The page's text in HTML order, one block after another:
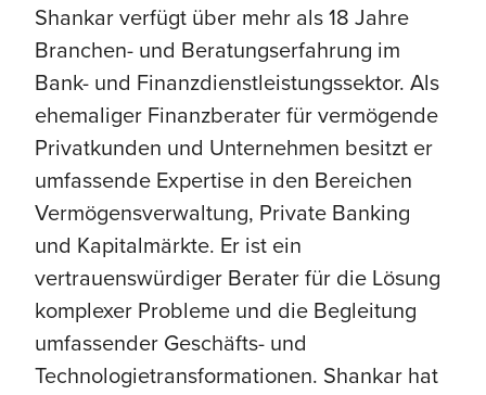
Shankar verfügt über mehr als 18 Jahre
Branchen- und Beratungserfahrung im
Bank- und Finanzdienstleistungssektor. Als
ehemaliger Finanzberater für vermögende
Privatkunden und Unternehmen besitzt er
umfassende Expertise in den Bereichen
Vermögensverwaltung, Private Banking
und Kapitalmärkte. Er ist ein
vertrauenswürdiger Berater für die Lösung
komplexer Probleme und die Begleitung
umfassender Geschäfts- und
Technologietransformationen. Shankar hat